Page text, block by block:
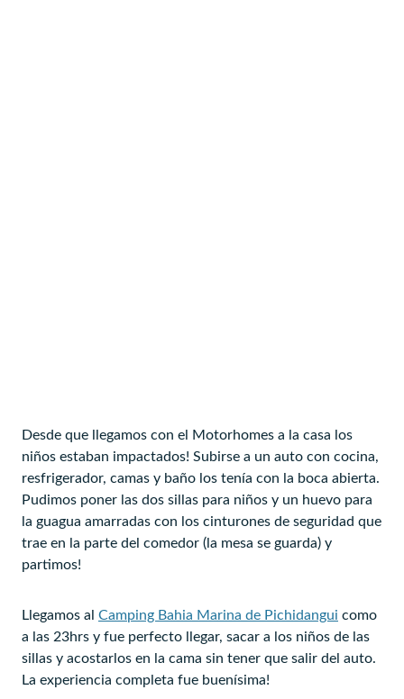
Desde que llegamos con el Motorhomes a la casa los
niños estaban impactados! Subirse a un auto con cocina,
resfrigerador, camas y baño los tenía con la boca abierta.
Pudimos poner las dos sillas para niños y un huevo para
la guagua amarradas con los cinturones de seguridad que
trae en la parte del comedor (la mesa se guarda) y
partimos!
Llegamos al Camping Bahia Marina de Pichidangui como
a las 23hrs y fue perfecto llegar, sacar a los niños de las
sillas y acostarlos en la cama sin tener que salir del auto.
La experiencia completa fue buenísima!